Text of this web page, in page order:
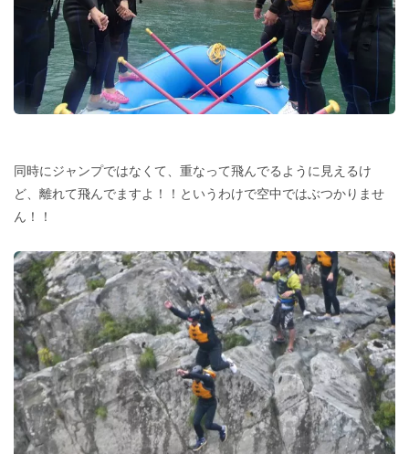
同時にジャンプではなくて、重なって飛んでるように見えるけ
ど、離れて飛んでますよ！！というわけで空中ではぶつかりませ
ん！！